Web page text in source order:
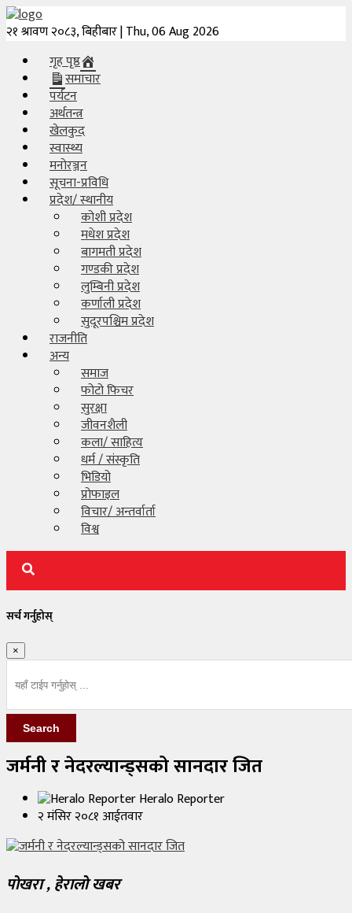
२१ श्रावण २०८३, बिहीबार | Thu, 06 Aug 2026
गृह पृष्ठ
समाचार
पर्यटन
अर्थतन्त्र
खेलकुद
स्वास्थ्य
मनाेरञ्जन
सूचना-प्रविधि
प्रदेश/ स्थानीय
कोशी प्रदेश
मधेश प्रदेश
बागमती प्रदेश
गण्डकी प्रदेश
लुम्बिनी प्रदेश
कर्णाली प्रदेश
सुदूरपश्चिम प्रदेश
राजनीति
अन्य
समाज
फोटो फिचर
सुरक्षा
जीवनशैली
कला/ साहित्य
धर्म / संस्कृति
भिडियो
प्रोफाइल
विचार/ अन्तर्वार्ता
विश्व
सर्च गर्नुहोस्
×
Search
पृष्ठ
अर्थतन्त्र
प्रविधि
प्रदेश
कर्णाली
सुदूरपश्चिम
अन्य
जर्मनी र नेदरल्यान्ड्सको सानदार जित
Heralo Reporter
२ मंसिर २०८१ आईतवार
पाेखरा , हेरालाे खबर